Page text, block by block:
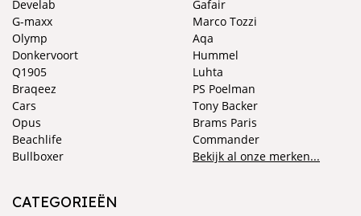
Develab
G-maxx
Olymp
Donkervoort
Q1905
Braqeez
Cars
Opus
Beachlife
Bullboxer
Gafair
Marco Tozzi
Aqa
Hummel
Luhta
PS Poelman
Tony Backer
Brams Paris
Commander
Bekijk al onze merken...
CATEGORIEËN